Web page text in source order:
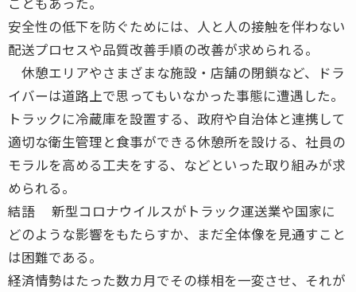
安全性の低下を防ぐためには、人と人の接触を伴わない
配送プロセスや品質改善手順の改善が求められる。
休憩エリアやさまざまな施設・店舗の閉鎖など、ドラ
イバーは道路上で思ってもいなかった事態に遭遇した。
トラックに冷蔵庫を設置する、政府や自治体と連携して
適切な衛生管理と食事ができる休憩所を設ける、社員の
モラルを高める工夫をする、などといった取り組みが求
められる。
結語 新型コロナウイルスがトラック運送業や国家に
どのような影響をもたらすか、まだ全体像を見通すこと
は困難である。
経済情勢はたった数カ月でその様相を一変させ、それが